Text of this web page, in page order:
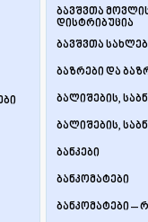
ბავშვთა
დისტრიბუცია
ბავშვთა
ბაზრები და
ბალიშების,
ბალიშების,
ბანკები
ბანკომატები
ბანკომატები –